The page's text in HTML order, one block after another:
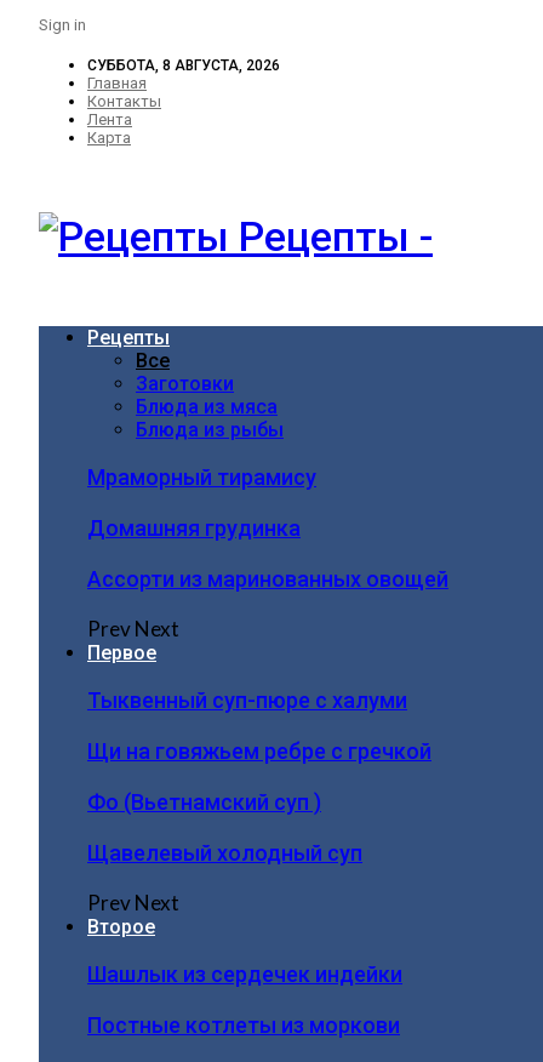
Sign in
СУББОТА, 8 АВГУСТА, 2026
Главная
Контакты
Лента
Карта
Рецепты -
Рецепты
Все
Заготовки
Блюда из мяса
Блюда из рыбы
Мраморный тирамису
Домашняя грудинка
Ассорти из маринованных овощей
PrevNext
Первое
Тыквенный суп-пюре с халуми
Щи на говяжьем ребре с гречкой
Фо (Вьетнамский суп )
Щавелевый холодный суп
PrevNext
Второе
Шашлык из сердечек индейки
Постные котлеты из моркови